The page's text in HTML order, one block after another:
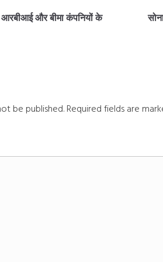
और बीमा कंपनियों के
be published. Required fields are